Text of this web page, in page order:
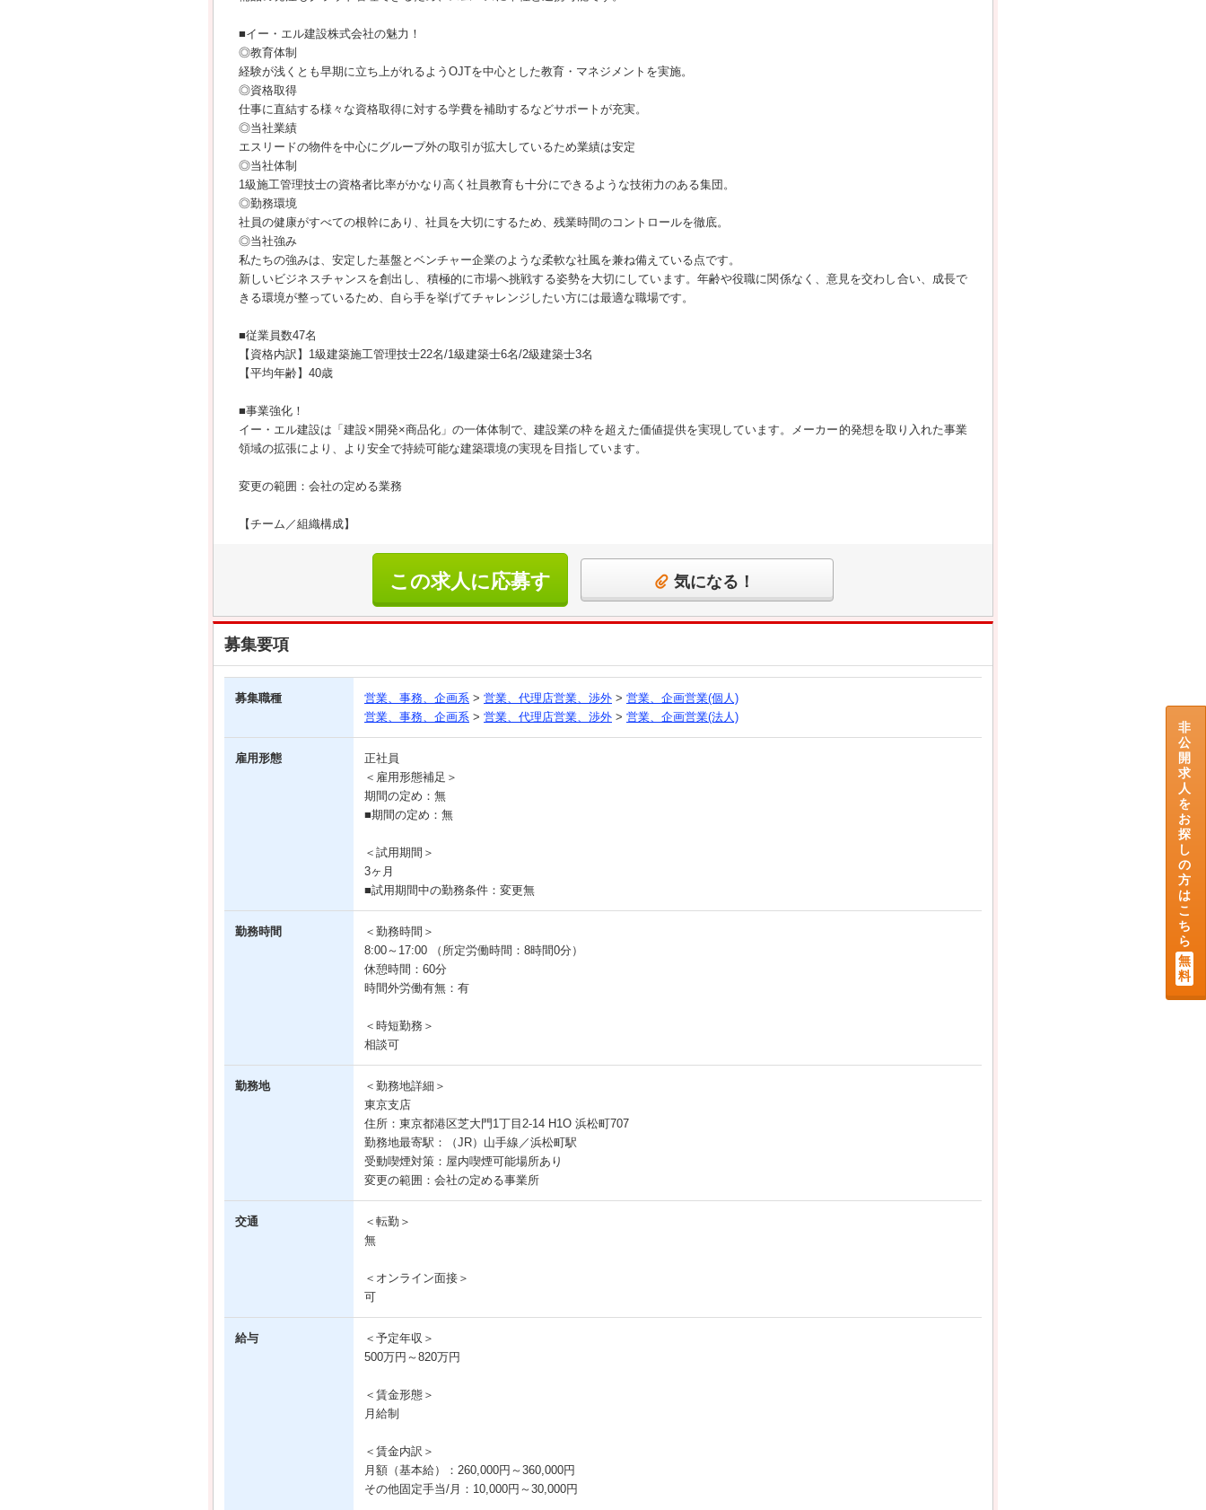
■イー・エル建設株式会社の魅力！
◎教育体制
経験が浅くとも早期に立ち上がれるようOJTを中心とした教育・マネジメントを実施。
◎資格取得
仕事に直結する様々な資格取得に対する学費を補助するなどサポートが充実。
◎当社業績
エスリードの物件を中心にグループ外の取引が拡大しているため業績は安定
◎当社体制
1級施工管理技士の資格者比率がかなり高く社員教育も十分にできるような技術力のある集団。
◎勤務環境
社員の健康がすべての根幹にあり、社員を大切にするため、残業時間のコントロールを徹底。
◎当社強み
私たちの強みは、安定した基盤とベンチャー企業のような柔軟な社風を兼ね備えている点です。
新しいビジネスチャンスを創出し、積極的に市場へ挑戦する姿勢を大切にしています。年齢や役職に関係なく、意見を交わし合い、成長で
きる環境が整っているため、自ら手を挙げてチャレンジしたい方には最適な職場です。
■従業員数47名
【資格内訳】1級建築施工管理技士22名/1級建築士6名/2級建築士3名
【平均年齢】40歳
■事業強化！
イー・エル建設は「建設×開発×商品化」の一体体制で、建設業の枠を超えた価値提供を実現しています。メーカー的発想を取り入れた事業
領域の拡張により、より安全で持続可能な建築環境の実現を目指しています。
変更の範囲：会社の定める業務
【チーム／組織構成】
この求人に応募す
る
気になる！
募集要項
募集職種 営業、事務、企画系 > 営業、代理店営業、渉外 > 営業、企画営業(個人)
営業、事務、企画系 > 営業、代理店営業、渉外 > 営業、企画営業(法人)
雇用形態
正社員
＜雇用形態補足＞
期間の定め：無
■期間の定め：無
＜試用期間＞
3ヶ月
■試用期間中の勤務条件：変更無
勤務時間
＜勤務時間＞
8:00～17:00 （所定労働時間：8時間0分）
休憩時間：60分
時間外労働有無：有
＜時短勤務＞
相談可
勤務地
＜勤務地詳細＞
東京支店
住所：東京都港区芝大門1丁目2-14 H1O 浜松町707
勤務地最寄駅：（JR）山手線／浜松町駅
受動喫煙対策：屋内喫煙可能場所あり
変更の範囲：会社の定める事業所
交通
＜転勤＞
無
＜オンライン面接＞
可
給与
＜予定年収＞
500万円～820万円
＜賃金形態＞
月給制
＜賃金内訳＞
月額（基本給）：260,000円～360,000円
その他固定手当/月：10,000円～30,000円
非
公
開
求
人
を
お
探
し
の
方
は
こ
ち
ら
無
料